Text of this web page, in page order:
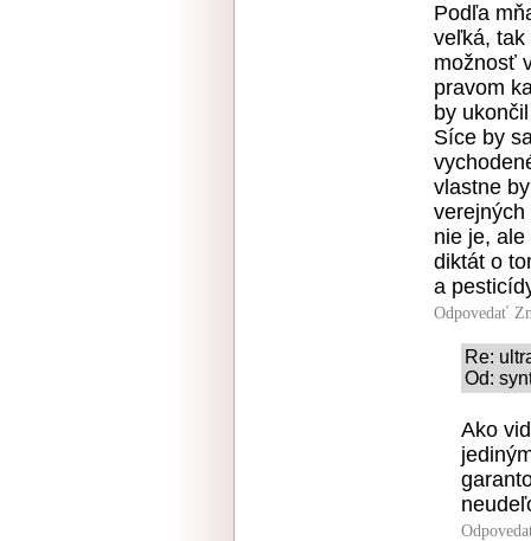
Podľa
veľká, tak
možnosť
pravom
by
Síce by
vlastne
nie je,
diktát o
a
Odpovedať
Re:
Od:
Ako